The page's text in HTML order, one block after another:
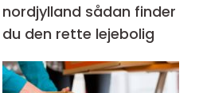
nordjylland sådan finder
du den rette lejebolig